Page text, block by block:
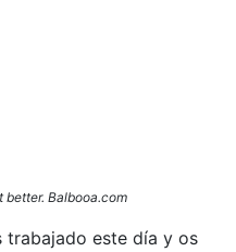
better. Balbooa.com
trabajado este día y os